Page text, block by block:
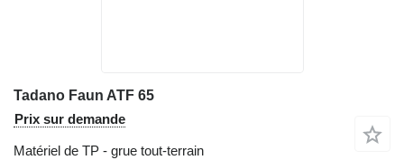
Tadano Faun ATF 65
Prix sur demande
Matériel de TP - grue tout-terrain